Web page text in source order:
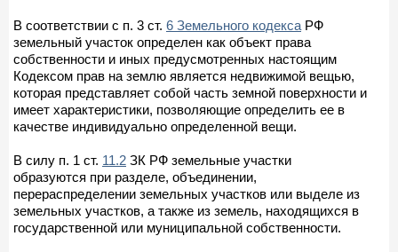
В соответствии с п. 3 ст. 6 Земельного кодекса РФ
земельный участок определен как объект права
собственности и иных предусмотренных настоящим
Кодексом прав на землю является недвижимой вещью,
которая представляет собой часть земной поверхности и
имеет характеристики, позволяющие определить ее в
качестве индивидуально определенной вещи.
В силу п. 1 ст. 11.2 ЗК РФ земельные участки
образуются при разделе, объединении,
перераспределении земельных участков или выделе из
земельных участков, а также из земель, находящихся в
государственной или муниципальной собственности.